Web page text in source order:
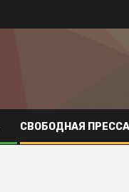
СВОБОДНАЯ ПРЕССА